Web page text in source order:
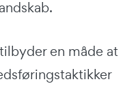
en måde at